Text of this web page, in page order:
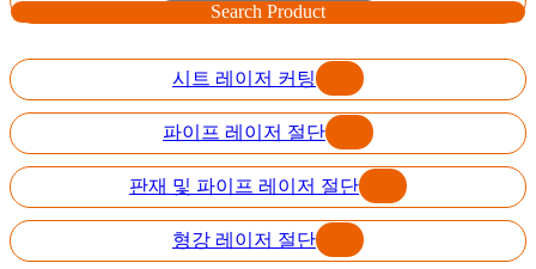
Search Product
시트 레이저 커팅
파이프 레이저 절단
판재 및 파이프 레이저 절단
형강 레이저 절단